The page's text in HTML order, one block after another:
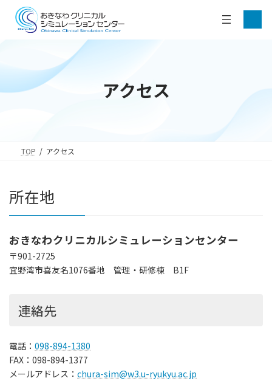
キ
に
ア
コ
アクセス
TOP アクセス
所在地
おきなわクリニカルシミュレーションセンター
〒901-2725
宜野湾市喜友名1076番地 管理・研修棟 B1F
連絡先
電話： 098-894-1380
FAX：098-894-1377
メールアドレス： chura-sim@w3.u-ryukyu.ac.jp